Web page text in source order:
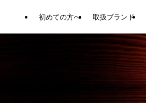
初めての方へ 取扱ブランド